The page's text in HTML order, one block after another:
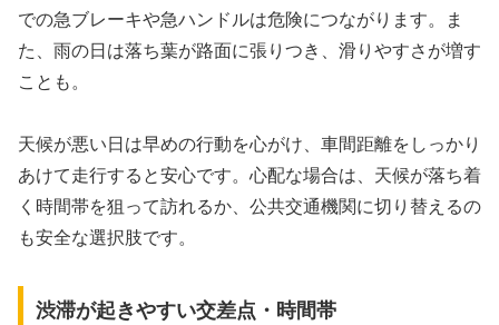
での急ブレーキや急ハンドルは危険につながります。ま
た、雨の日は落ち葉が路面に張りつき、滑りやすさが増す
ことも。
天候が悪い日は早めの行動を心がけ、車間距離をしっかり
あけて走行すると安心です。心配な場合は、天候が落ち着
く時間帯を狙って訪れるか、公共交通機関に切り替えるの
も安全な選択肢です。
渋滞が起きやすい交差点・時間帯